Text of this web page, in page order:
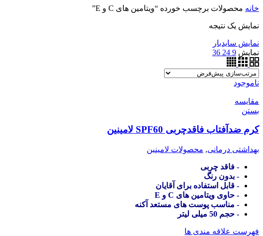
خانه محصولات برچسب خورده “ویتامین های C و E”
نمایش یک نتیجه
نمایش سایدبار
نمایش 9
24
36
ناموجود
مقایسه
بستن
کرم ضدآفتاب فاقدچربی SPF60 لامینین
بهداشتی درمانی, محصولات لامینین
- فاقد چربی
- بدون رنگ
- قابل استفاده برای آقایان
- حاوی ویتامین های C و E
- مناسب پوست های مستعد آکنه
- حجم 50 میلی لیتر
فهرست علاقه مندی ها